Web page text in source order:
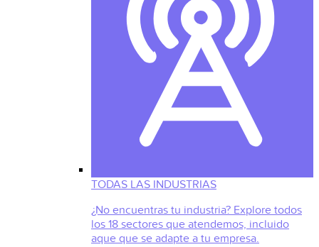
TODAS LAS INDUSTRIAS
¿No encuentras tu industria? Explore todos
los 18 sectores que atendemos, incluido
aque que se adapte a tu empresa.